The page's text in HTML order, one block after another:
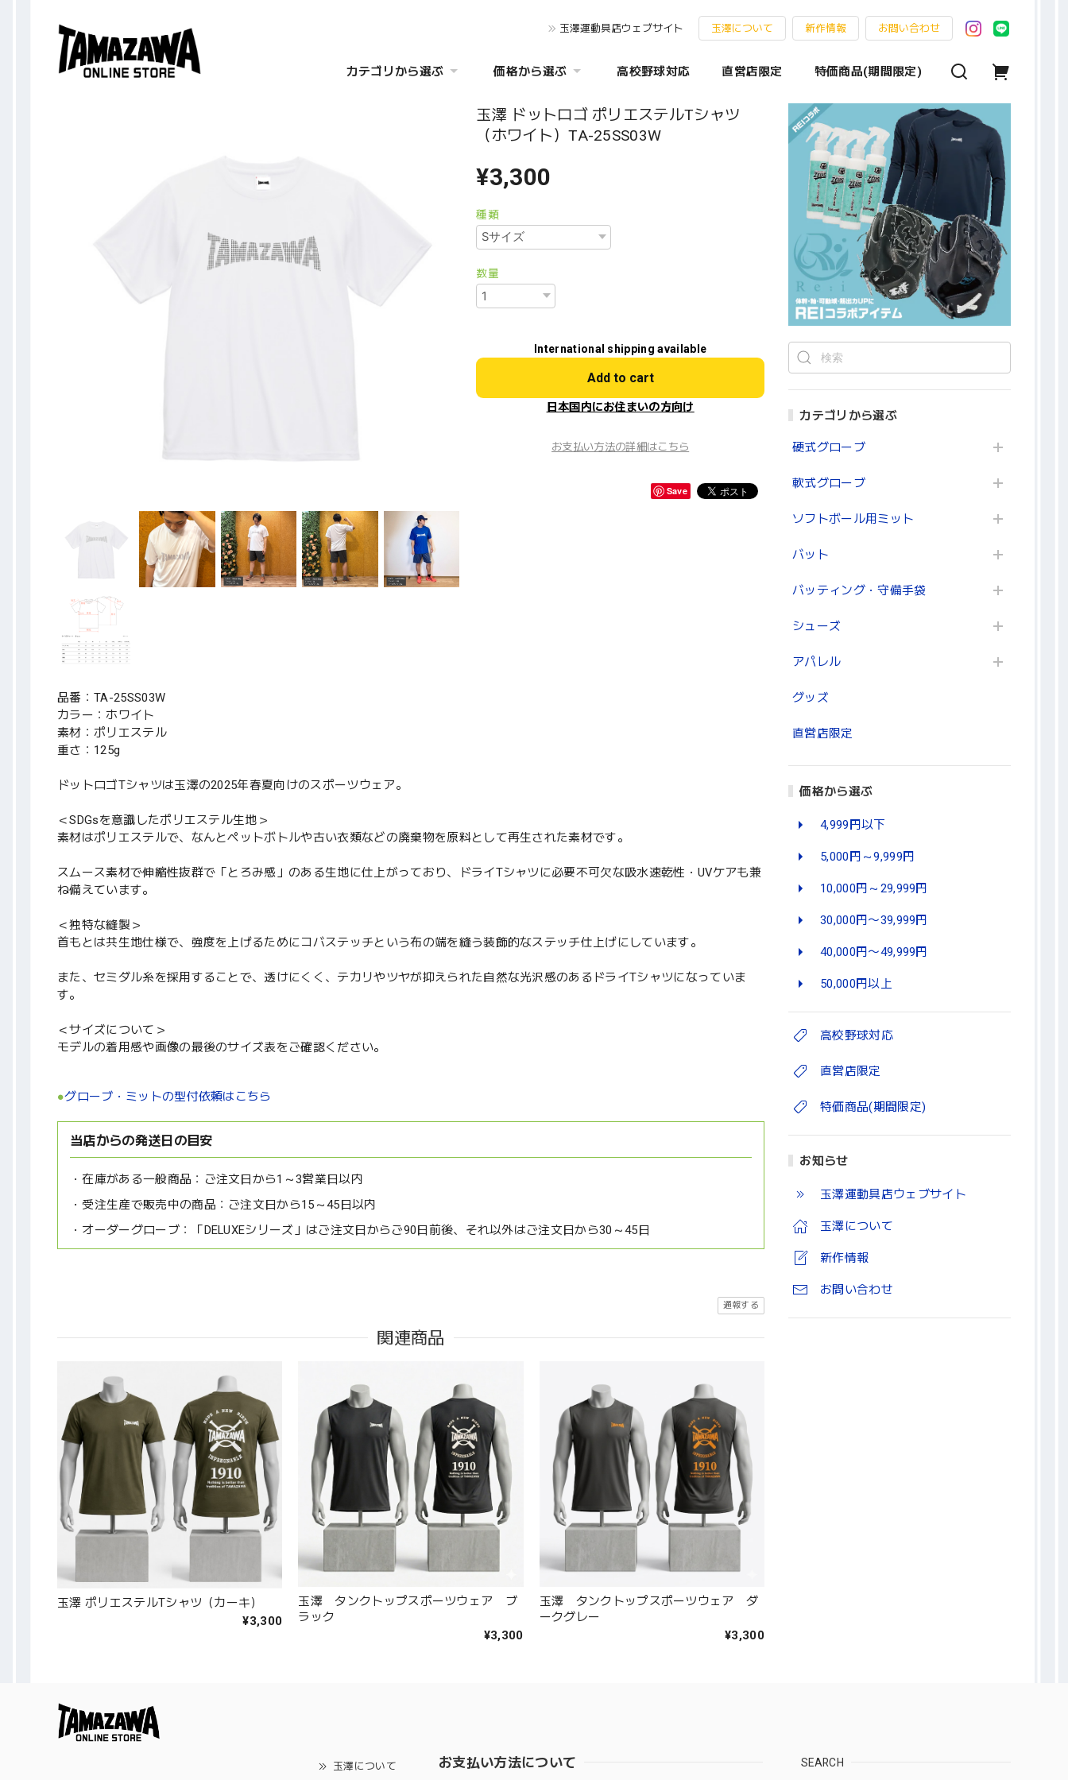
玉澤運動具店ウェブサイト 玉澤について 新作情報 お問い合わせ
カテゴリから選ぶ 価格から選ぶ 高校野球対応 直営店限定 特価商品(期間限定)
カテゴリから選ぶ
硬式グローブ
軟式グローブ
ソフトボール用ミット
バット
バッティング・守備手袋
シューズ
アパレル
グッズ
直営店限定
価格から選ぶ
4,999円以下
5,000円～9,999円
10,000円～29,999円
30,000円〜39,999円
40,000円〜49,999円
50,000円以上
高校野球対応
直営店限定
特価商品(期間限定)
お知らせ
玉澤運動具店ウェブサイト
玉澤について
新作情報
お問い合わせ
玉澤 ドットロゴ ポリエステルTシャツ
（ホワイト）TA-25SS03W
¥3,300
種類
数量
International shipping available
Add to cart
日本国内にお住まいの方向け
お支払い方法の詳細はこちら
Save
品番：TA-25SS03W
カラー：ホワイト
素材：ポリエステル
重さ：125g
ドットロゴTシャツは玉澤の2025年春夏向けのスポーツウェア。
＜SDGsを意識したポリエステル生地＞
素材はポリエステルで、なんとペットボトルや古い衣類などの廃棄物を原料として再生された素材です。
スムース素材で伸縮性抜群で「とろみ感」のある生地に仕上がっており、ドライTシャツに必要不可欠な吸水速乾性・UVケアも兼
ね備えています。
＜独特な縫製＞
首もとは共生地仕様で、強度を上げるためにコバステッチという布の端を縫う装飾的なステッチ仕上げにしています。
また、セミダル糸を採用することで、透けにくく、テカリやツヤが抑えられた自然な光沢感のあるドライTシャツになっていま
す。
＜サイズについて＞
モデルの着用感や画像の最後のサイズ表をご確認ください。
●グローブ・ミットの型付依頼はこちら
当店からの発送日の目安
在庫がある一般商品： ご注文日から1～3営業日以内
受注生産で販売中の商品： ご注文日から15～45日以内
オーダーグローブ：
「DELUXEシリーズ」はご注文日からご90日前後、それ以外はご注文日から30～45日
通報する
関連商品
玉澤 ポリエステルTシャツ（カーキ）
¥3,300
玉澤 タンクトップスポーツウェア ブ
ラック
¥3,300
玉澤 タンクトップスポーツウェア ダ
ークグレー
¥3,300
玉澤について お支払い方法について SEARCH